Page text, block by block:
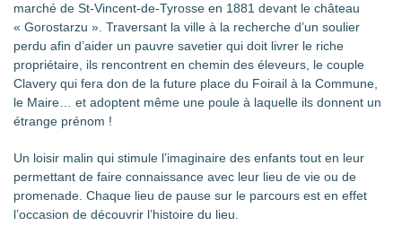
marché de St-Vincent-de-Tyrosse en 1881 devant le château
« Gorostarzu ». Traversant la ville à la recherche d’un soulier
perdu afin d’aider un pauvre savetier qui doit livrer le riche
propriétaire, ils rencontrent en chemin des éleveurs, le couple
Clavery qui fera don de la future place du Foirail à la Commune,
le Maire… et adoptent même une poule à laquelle ils donnent un
étrange prénom !
Un loisir malin qui stimule l’imaginaire des enfants tout en leur
permettant de faire connaissance avec leur lieu de vie ou de
promenade. Chaque lieu de pause sur le parcours est en effet
l’occasion de découvrir l’histoire du lieu.